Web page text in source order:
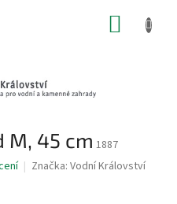
M, 45 cm 1887
Značka: Vodní Království